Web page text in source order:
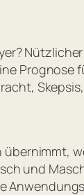
Prognose
und